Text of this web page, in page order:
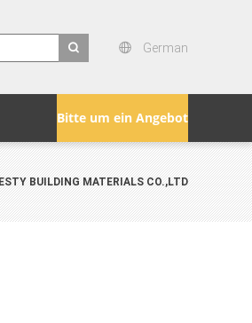
German
Bitte um ein Angebot
BUILDING MATERIALS CO.,LTD